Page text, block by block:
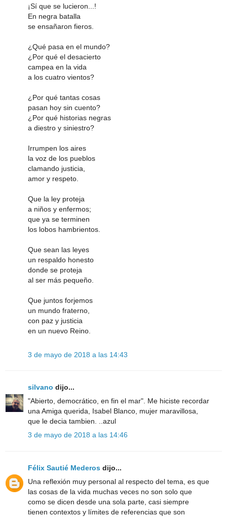
¡Sí que se lucieron...!
En negra batalla
se ensañaron fieros.
¿Qué pasa en el mundo?
¿Por qué el desacierto
campea en la vida
a los cuatro vientos?
¿Por qué tantas cosas
pasan hoy sin cuento?
¿Por qué historias negras
a diestro y siniestro?
Irrumpen los aires
la voz de los pueblos
clamando justicia,
amor y respeto.
Que la ley proteja
a niños y enfermos;
que ya se terminen
los lobos hambrientos.
Que sean las leyes
un respaldo honesto
donde se proteja
al ser más pequeño.
Que juntos forjemos
un mundo fraterno,
con paz y justicia
en un nuevo Reino.
3 de mayo de 2018 a las 14:43
silvano dijo...
"Abierto, democrático, en fin el mar". Me hiciste recordar
una Amiga querida, Isabel Blanco, mujer maravillosa,
que le decia tambien. ..azul
3 de mayo de 2018 a las 14:46
Félix Sautié Mederos dijo...
Una reflexión muy personal al respecto del tema, es que
las cosas de la vida muchas veces no son solo que
como se dicen desde una sola parte, casi siempre
tienen contextos y límites de referencias que son